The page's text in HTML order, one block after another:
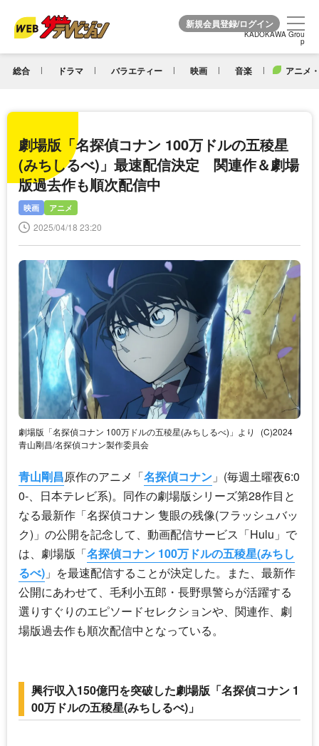
KADOKAWA Grou
p
総合 ドラマ バラエティー 映画 音楽 アニメ
KADOKAWA Grou
p
劇場版「名探偵コナン 100万ドルの五稜星
(みちしるべ)」最速配信決定 関連作＆劇場
版過去作も順次配信中
映画 アニメ
2025/04/18 23:20
劇場版「名探偵コナン 100万ドルの五稜星(みちしるべ)」より
(C)2024
青山剛昌/名探偵コナン製作委員会
青山剛昌原作のアニメ「名探偵コナン 」(毎週土曜夜6:0
0-、日本テレビ系)。同作の劇場版シリーズ第28作目と
なる最新作「名探偵コナン 隻眼の残像(フラッシュバッ
ク)」の公開を記念して、動画配信サービス「Hulu」で
は、劇場版「名探偵コナン 100万ドルの五稜星(みちし
るべ) 」を最速配信することが決定した。また、最新作
公開にあわせて、毛利小五郎・長野県警らが活躍する
選りすぐりのエピソードセレクションや、関連作、劇
場版過去作も順次配信中となっている。
興行収入150億円を突破した劇場版「名探偵コナン 1
00万ドルの五稜星(みちしるべ)」